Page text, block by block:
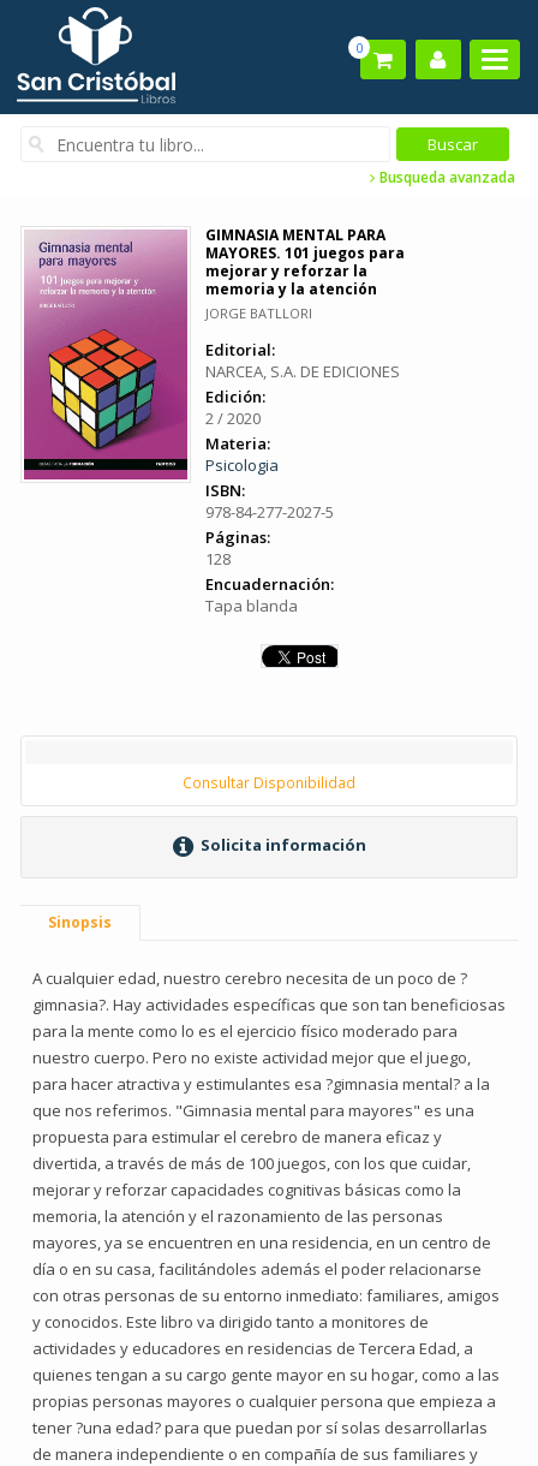
0
Busqueda avanzada
GIMNASIA MENTAL PARA
MAYORES. 101 juegos para
mejorar y reforzar la
memoria y la atención
JORGE BATLLORI
Editorial:
NARCEA, S.A. DE EDICIONES
Edición:
2 / 2020
Materia:
Psicologia
ISBN:
978-84-277-2027-5
Páginas:
128
Encuadernación:
Tapa blanda
Consultar Disponibilidad
Solicita información
Sinopsis
A cualquier edad, nuestro cerebro necesita de un poco de ?
gimnasia?. Hay actividades específicas que son tan beneficiosas
para la mente como lo es el ejercicio físico moderado para
nuestro cuerpo. Pero no existe actividad mejor que el juego,
para hacer atractiva y estimulantes esa ?gimnasia mental? a la
que nos referimos. "Gimnasia mental para mayores" es una
propuesta para estimular el cerebro de manera eficaz y
divertida, a través de más de 100 juegos, con los que cuidar,
mejorar y reforzar capacidades cognitivas básicas como la
memoria, la atención y el razonamiento de las personas
mayores, ya se encuentren en una residencia, en un centro de
día o en su casa, facilitándoles además el poder relacionarse
con otras personas de su entorno inmediato: familiares, amigos
y conocidos. Este libro va dirigido tanto a monitores de
actividades y educadores en residencias de Tercera Edad, a
quienes tengan a su cargo gente mayor en su hogar, como a las
propias personas mayores o cualquier persona que empieza a
tener ?una edad? para que puedan por sí solas desarrollarlas
de manera independiente o en compañía de sus familiares y